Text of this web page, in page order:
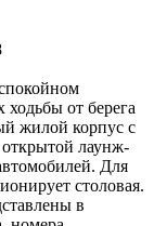
от берега
жилой корпус с
лаунж-
Для
столовая.
в